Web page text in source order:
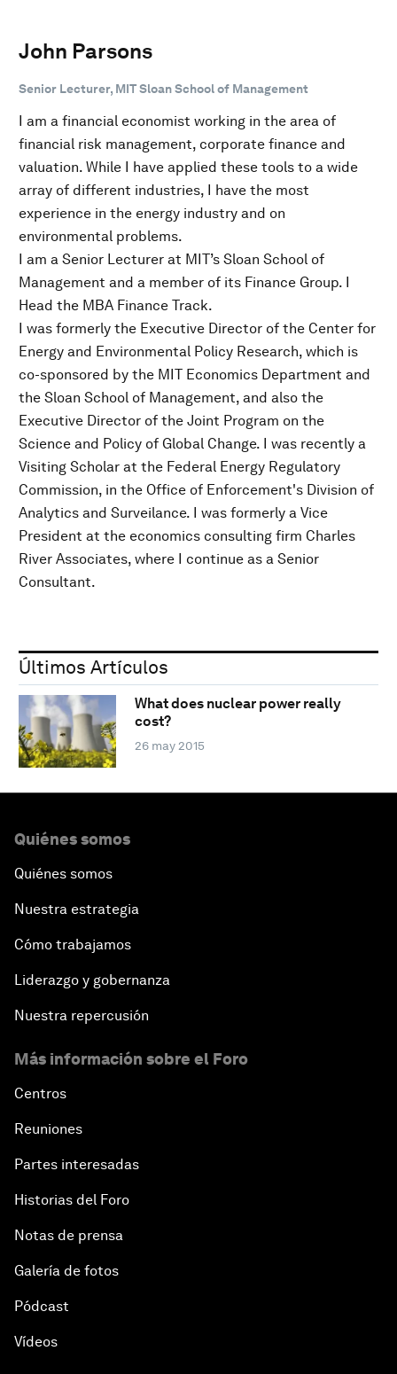
John Parsons
Senior Lecturer, MIT Sloan School of Management
I am a financial economist working in the area of
financial risk management, corporate finance and
valuation. While I have applied these tools to a wide
array of different industries, I have the most
experience in the energy industry and on
environmental problems.
I am a Senior Lecturer at MIT’s Sloan School of
Management and a member of its Finance Group. I
Head the MBA Finance Track.
I was formerly the Executive Director of the Center for
Energy and Environmental Policy Research, which is
co-sponsored by the MIT Economics Department and
the Sloan School of Management, and also the
Executive Director of the Joint Program on the
Science and Policy of Global Change. I was recently a
Visiting Scholar at the Federal Energy Regulatory
Commission, in the Office of Enforcement's Division of
Analytics and Surveilance. I was formerly a Vice
President at the economics consulting firm Charles
River Associates, where I continue as a Senior
Consultant.
Últimos Artículos
What does nuclear power really
cost?
26 may 2015
Quiénes somos
Quiénes somos
Nuestra estrategia
Cómo trabajamos
Liderazgo y gobernanza
Nuestra repercusión
Más información sobre el Foro
Centros
Reuniones
Partes interesadas
Historias del Foro
Notas de prensa
Galería de fotos
Pódcast
Vídeos